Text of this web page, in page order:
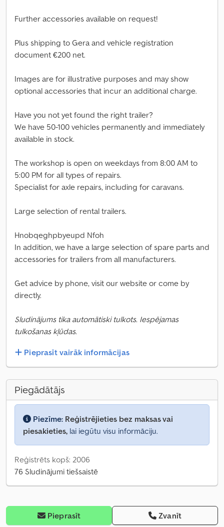
Further accessories available on request!
Plus shipping to Gera and vehicle registration
document €200 net.
Images are for illustrative purposes and may show
optional accessories that incur an additional charge.
Have you not yet found the right trailer?
We have 50-100 vehicles permanently and immediately
available in stock.
The workshop is open on weekdays from 8:00 AM to
5:00 PM for all types of repairs.
Specialist for axle repairs, including for caravans.
Large selection of rental trailers.
Hnobqeghpbyeupd Nfoh
In addition, we have a large selection of spare parts and
accessories for trailers from all manufacturers.
Get advice by phone, visit our website or come by
directly.
Sludinājums tika automātiski tulkots. Iespējamas
tulkošanas kļūdas.
Pieprasīt vairāk informācijas
Piegādātājs
Piezīme: Reģistrējieties bez maksas vai
piesakieties, lai iegūtu visu informāciju.
Reģistrēts kopš: 2006
76 Sludinājumi tiešsaistē
Pieprasīt Zvanīt